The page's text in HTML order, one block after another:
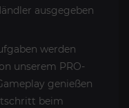
ausgegeben
werden
unserem PRO-
genießen
beim